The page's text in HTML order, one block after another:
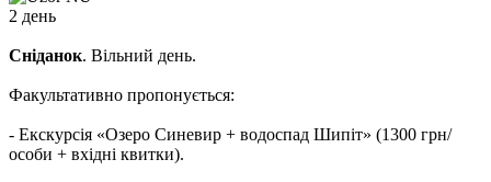
2 день
Сніданок. Вільний день.
Факультативно пропонується:
- Екскурсія «Озеро Синевир + водоспад Шипіт» (1300 грн/
особи + вхідні квитки).